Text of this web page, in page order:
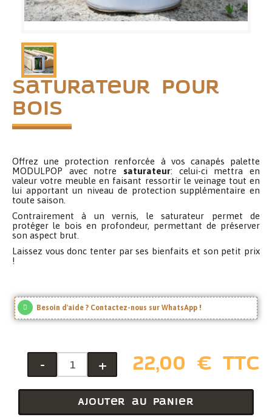
Saturateur pour
bois
Offrez une protection renforcée à vos canapés palette
MODULPOP avec notre saturateur: celui-ci mettra en
valeur votre meuble en faisant ressortir le veinage tout en
lui apportant un niveau de protection supplémentaire en
toute saison.
Contrairement à un vernis, le saturateur permet de
protéger le bois en profondeur, permettant de préserver
son aspect brut.
Laissez vous donc tenter par ses bienfaits et son petit prix
!
Besoin d'aide ? Contactez-nous sur WhatsApp !
- + 22,00 € TTC
Ajouter au panier